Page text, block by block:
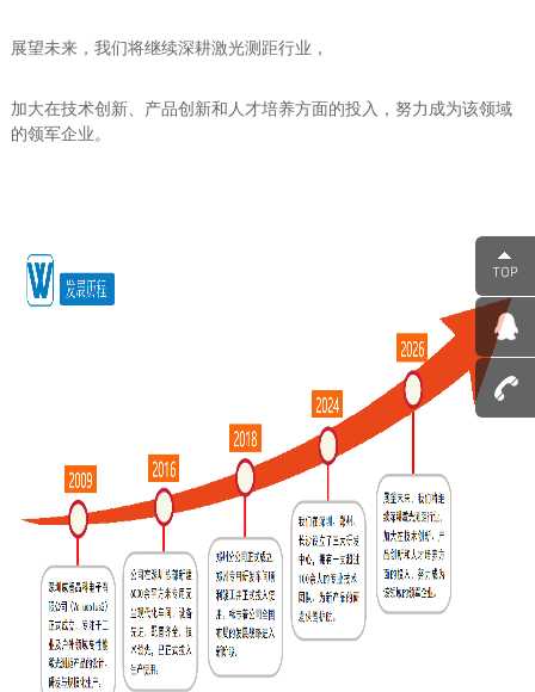
展望未来，我们将继续深耕激光测距行业，
加大在技术创新、产品创新和人才培养方面的投入，努力成为该领域
的领军企业。